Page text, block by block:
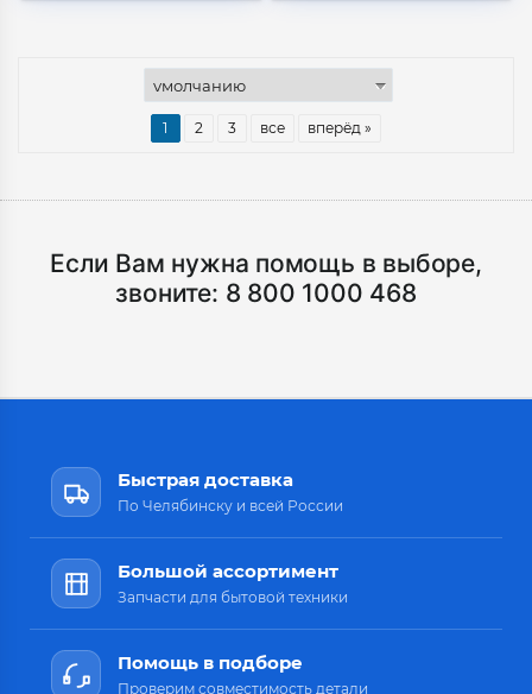
1 2 3 все вперёд »
Если Вам нужна помощь в выборе,
звоните: 8 800 1000 468
Быстрая доставка
По Челябинску и всей России
Большой ассортимент
Запчасти для бытовой техники
Помощь в подборе
Проверим совместимость детали